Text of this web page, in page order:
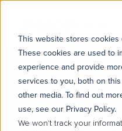
This website stores cookies
These cookies are used to
experience and provide
services to you, both on
other media. To find out
use, see our Privacy Policy.
We won't track your
3 MIN READ